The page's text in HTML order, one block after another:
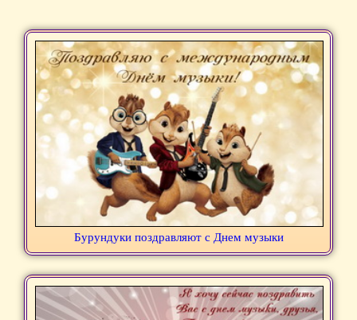
Бурундуки поздравляют с Днем музыки